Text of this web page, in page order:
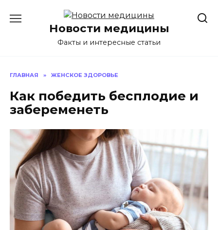
содержаниюНовости медицины
Факты и интересные статьи
ГЛАВНАЯ » ЖЕНСКОЕ ЗДОРОВЬЕ
Как победить бесплодие и
забеременеть